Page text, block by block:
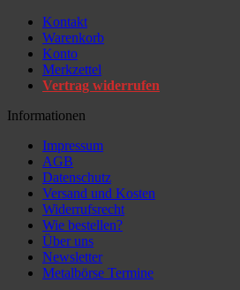
Kontakt
Warenkorb
Konto
Merkzettel
Vertrag widerrufen
Informationen
Impressum
AGB
Datenschutz
Versand und Kosten
Widerrufsrecht
Wie bestellen?
Über uns
Newsletter
Metalbörse Termine